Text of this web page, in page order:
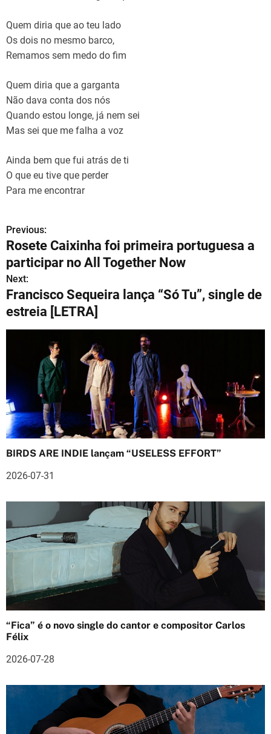
Quem diria que ao teu lado
Os dois no mesmo barco,
Remamos sem medo do fim
Quem diria que a garganta
Não dava conta dos nós
Quando estou longe, já nem sei
Mas sei que me falha a voz
Ainda bem que fui atrás de ti
O que eu tive que perder
Para me encontrar
N
a
v
e
g
ã
o
d
t
i
g
o
s
Previous:
Rosete Caixinha foi primeira portuguesa a
participar no All Together Now
Next:
Francisco Sequeira lança “Só Tu”, single de
estreia [LETRA]
BIRDS ARE INDIE lançam “USELESS EFFORT”
2026-07-31
“Fica” é o novo single do cantor e compositor Carlos
Félix
2026-07-28